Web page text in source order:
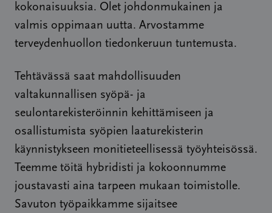
kokonaisuuksia. Olet johdonmukainen ja
valmis oppimaan uutta. Arvostamme
terveydenhuollon tiedonkeruun tuntemusta.
Tehtävässä saat mahdollisuuden
valtakunnallisen syöpä- ja
seulontarekisteröinnin kehittämiseen ja
osallistumista syöpien laaturekisterin
käynnistykseen monitieteellisessä työyhteisössä.
Teemme töitä hybridisti ja kokoonnumme
joustavasti aina tarpeen mukaan toimistolle.
Savuton työpaikkamme sijaitsee